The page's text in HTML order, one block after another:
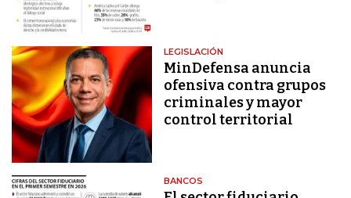
LEGISLACIÓN
MinDefensa anuncia
ofensiva contra grupos
criminales y mayor
control territorial
BANCOS